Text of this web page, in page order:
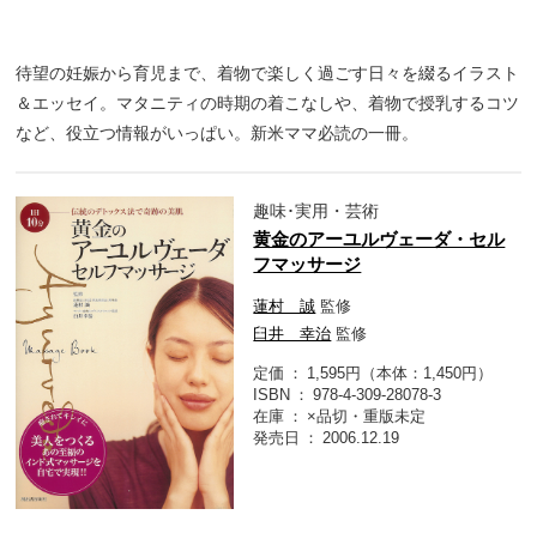
待望の妊娠から育児まで、着物で楽しく過ごす日々を綴るイラスト
＆エッセイ。マタニティの時期の着こなしや、着物で授乳するコツ
など、役立つ情報がいっぱい。新米ママ必読の一冊。
趣味･実用・芸術
黄金のアーユルヴェーダ・セル
フマッサージ
蓮村 誠 監修
臼井 幸治 監修
定価
1,595円（本体：1,450円）
ISBN
978-4-309-28078-3
在庫
×品切・重版未定
発売日
2006.12.19